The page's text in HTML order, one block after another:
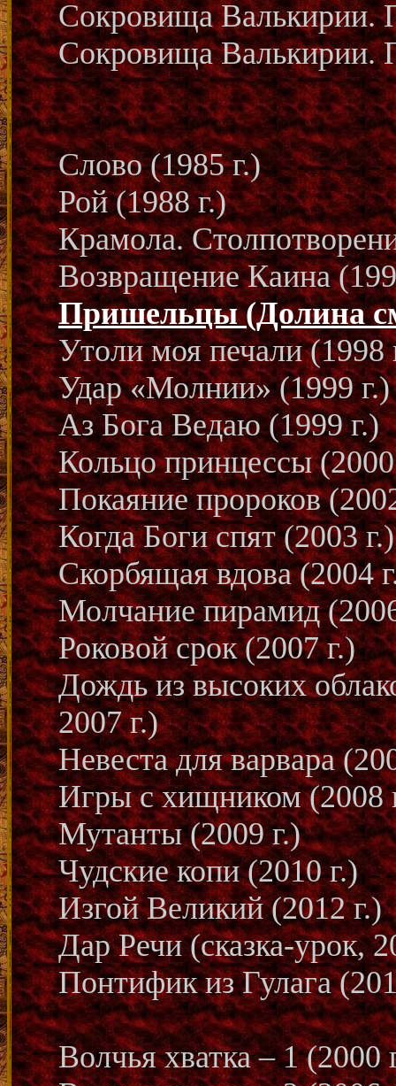
Сокровища Валькирии.
Сокровища Валькирии.
Слово (1985 г.)
Рой (1988 г.)
Крамола.
Возвращение Каина
Пришельцы (Долина
Утоли моя печали (1998
Удар «Молнии» (1999 г.)
Аз Бога Ведаю (1999 г.)
Кольцо принцессы
Покаяние пророков
Когда Боги спят (2003 г.)
Скорбящая вдова (2004
Молчание пирамид
Роковой срок (2007 г.)
Дождь из высоких
2007 г.)
Невеста для варвара
Игры с хищником (2008
Мутанты (2009 г.)
Чудские копи (2010 г.)
Изгой Великий (2012 г.)
Дар Речи (сказка-урок,
Понтифик из Гулага
Волчья хватка – 1 (2000